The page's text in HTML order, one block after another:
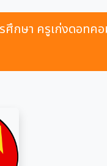
ศึกษา ครูเก่งดอทค